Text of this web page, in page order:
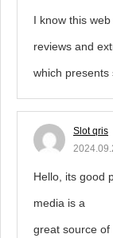
I know this
reviews and
which presents
Slot qris
Hello, its good
media is a
great source of